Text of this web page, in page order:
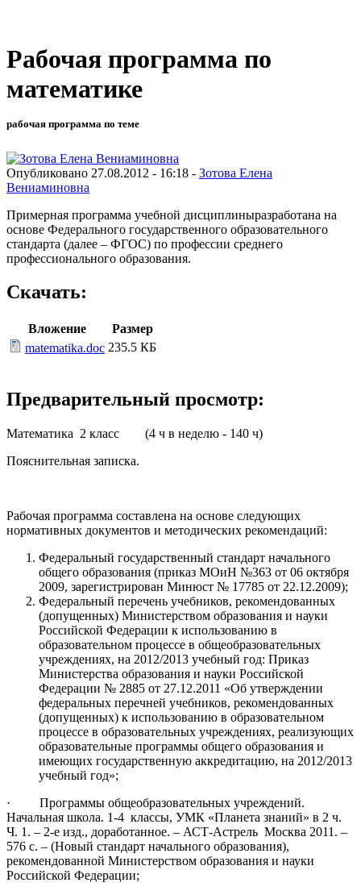
Рабочая программа по
математике
рабочая программа по теме
Опубликовано 27.08.2012 - 16:18 - Зотова Елена
Вениаминовна
Примерная программа учебной дисциплиныразработана на
основе Федерального государственного образовательного
стандарта (далее – ФГОС) по профессии среднего
профессионального образования.
Скачать:
Вложение
Размер
matematika.doc 235.5 КБ
Предварительный просмотр:
Математика 2 класс (4 ч в неделю - 140 ч)
Пояснительная записка.
Рабочая программа составлена на основе следующих
нормативных документов и методических рекомендаций:
Федеральный государственный стандарт начального
общего образования (приказ МОиН №363 от 06 октября
2009, зарегистрирован Минюст № 17785 от 22.12.2009);
Федеральный перечень учебников, рекомендованных
(допущенных) Министерством образования и науки
Российской Федерации к использованию в
образовательном процессе в общеобразовательных
учреждениях, на 2012/2013 учебный год: Приказ
Министерства образования и науки Российской
Федерации № 2885 от 27.12.2011 «Об утверждении
федеральных перечней учебников, рекомендованных
(допущенных) к использованию в образовательном
процессе в образовательных учреждениях, реализующих
образовательные программы общего образования и
имеющих государственную аккредитацию, на 2012/2013
учебный год»;
· Программы общеобразовательных учреждений.
Начальная школа. 1-4 классы, УМК «Планета знаний» в 2 ч.
Ч. 1. – 2-е изд., доработанное. – АСТ-Астрель Москва 2011. –
576 с. – (Новый стандарт начального образования),
рекомендованной Министерством образования и науки
Российской Федерации;